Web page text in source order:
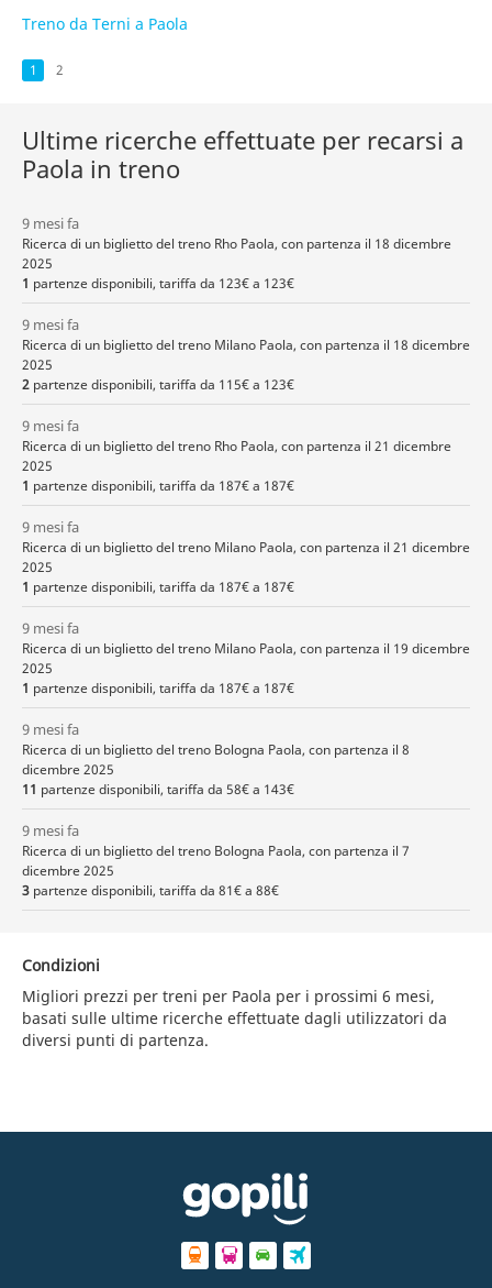
Treno da Terni a Paola
1 2
Ultime ricerche effettuate per recarsi a
Paola in treno
9 mesi fa
Ricerca di un biglietto del treno Rho Paola, con partenza il 18 dicembre
2025
1 partenze disponibili, tariffa da 123€ a 123€
9 mesi fa
Ricerca di un biglietto del treno Milano Paola, con partenza il 18 dicembre
2025
2 partenze disponibili, tariffa da 115€ a 123€
9 mesi fa
Ricerca di un biglietto del treno Rho Paola, con partenza il 21 dicembre
2025
1 partenze disponibili, tariffa da 187€ a 187€
9 mesi fa
Ricerca di un biglietto del treno Milano Paola, con partenza il 21 dicembre
2025
1 partenze disponibili, tariffa da 187€ a 187€
9 mesi fa
Ricerca di un biglietto del treno Milano Paola, con partenza il 19 dicembre
2025
1 partenze disponibili, tariffa da 187€ a 187€
9 mesi fa
Ricerca di un biglietto del treno Bologna Paola, con partenza il 8
dicembre 2025
11 partenze disponibili, tariffa da 58€ a 143€
9 mesi fa
Ricerca di un biglietto del treno Bologna Paola, con partenza il 7
dicembre 2025
3 partenze disponibili, tariffa da 81€ a 88€
Condizioni
Migliori prezzi per treni per Paola per i prossimi 6 mesi,
basati sulle ultime ricerche effettuate dagli utilizzatori da
diversi punti di partenza.